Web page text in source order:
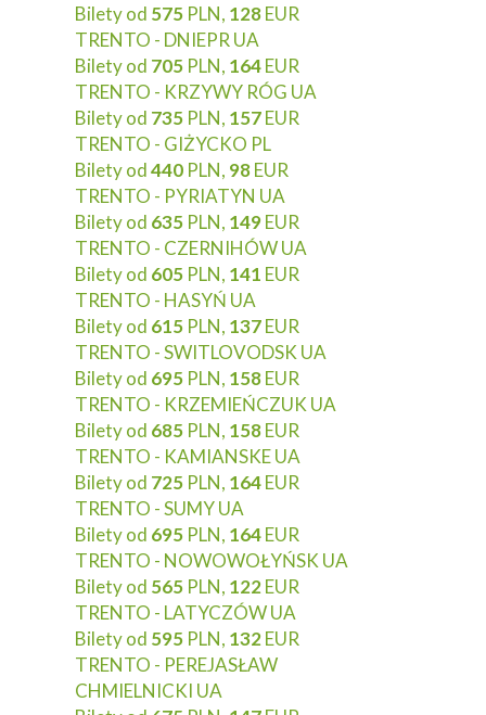
Bilety od 575 PLN, 128EUR
TRENTO - DNIEPR UA
Bilety od 705 PLN, 164EUR
TRENTO - KRZYWY RÓG UA
Bilety od 735 PLN, 157EUR
TRENTO - GIŻYCKO PL
Bilety od440 PLN, 98EUR
TRENTO - PYRIATYN UA
Bilety od 635 PLN, 149EUR
TRENTO - CZERNIHÓW UA
Bilety od 605 PLN, 141 EUR
TRENTO - HASYŃ UA
Bilety od 615 PLN, 137EUR
TRENTO - SWITLOVODSK UA
Bilety od 695 PLN, 158EUR
TRENTO - KRZEMIEŃCZUK UA
Bilety od 685 PLN, 158EUR
TRENTO - KAMIANSKE UA
Bilety od 725 PLN, 164EUR
TRENTO - SUMY UA
Bilety od 695 PLN, 164EUR
TRENTO - NOWOWOŁYŃSK UA
Bilety od 565 PLN, 122EUR
TRENTO - LATYCZÓW UA
Bilety od 595 PLN, 132EUR
TRENTO - PEREJASŁAW
CHMIELNICKI UA